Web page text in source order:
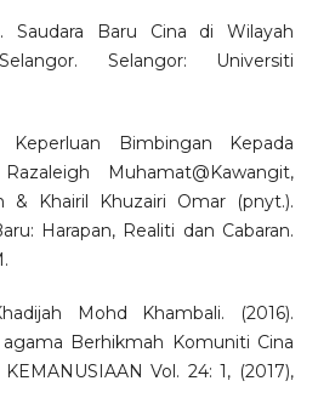
Saudara Baru Cina di Wilayah
Selangor: Universiti
Bimbingan Kepada
Muhamat@Kawangit,
& Khairil Khuzairi Omar (pnyt.).
Harapan, Realiti dan Cabaran.
Mohd Khambali. (2016).
Berhikmah Komuniti Cina
Vol. 24: 1, (2017),